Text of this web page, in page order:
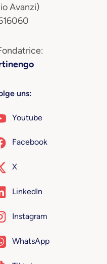
Avanzi)
uns:
Youtube
Facebook
X
LinkedIn
Instagram
WhatsApp